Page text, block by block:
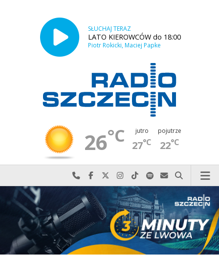
SŁUCHAJ TERAZ
LATO KIEROWCÓW do 18:00
Piotr Rokicki, Maciej Papke
26°C jutro
27°C
pojutrze
22°C
Najlepiej po prostu do nas zadzwoń
Odwiedź nas na Facebook-u
Odwiedź nas na X
Odwiedź nas na Instagram-ie
Odwiedź nas na TikTok-u
Szukaj nas na Spotify
Wyślij do nas
Szukaj